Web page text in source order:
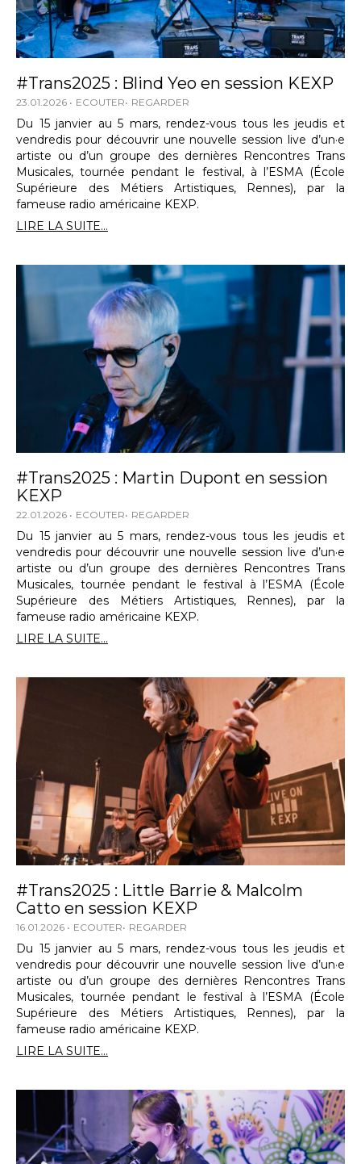
#Trans2025 : Blind Yeo en session KEXP
23.01.2026 ECOUTER REGARDER
Du 15 janvier au 5 mars, rendez-vous tous les jeudis et
vendredis pour découvrir une nouvelle session live d’un·e
artiste ou d’un groupe des dernières Rencontres Trans
Musicales, tournée pendant le festival, à l’ESMA (École
Supérieure des Métiers Artistiques, Rennes), par la
fameuse radio américaine KEXP.
LIRE LA SUITE...
#Trans2025 : Martin Dupont en session
KEXP
22.01.2026 ECOUTER REGARDER
Du 15 janvier au 5 mars, rendez-vous tous les jeudis et
vendredis pour découvrir une nouvelle session live d’un·e
artiste ou d’un groupe des dernières Rencontres Trans
Musicales, tournée pendant le festival à l’ESMA (École
Supérieure des Métiers Artistiques, Rennes), par la
fameuse radio américaine KEXP.
LIRE LA SUITE...
#Trans2025 : Little Barrie & Malcolm
Catto en session KEXP
16.01.2026 ECOUTER REGARDER
Du 15 janvier au 5 mars, rendez-vous tous les jeudis et
vendredis pour découvrir une nouvelle session live d’un·e
artiste ou d’un groupe des dernières Rencontres Trans
Musicales, tournée pendant le festival à l’ESMA (École
Supérieure des Métiers Artistiques, Rennes), par la
fameuse radio américaine KEXP.
LIRE LA SUITE...